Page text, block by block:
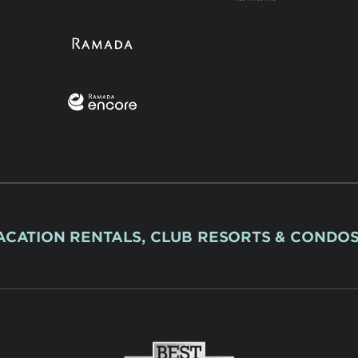
RENTALS, CLUB RESORTS &